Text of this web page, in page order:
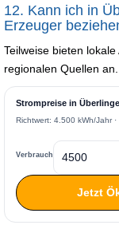
12. Kann ich in
Erzeuger
Teilweise bieten
regionalen Quellen an.
Strompreise in
Richtwert: 4.500 kWh/Jahr
Verbrauch
Jetzt